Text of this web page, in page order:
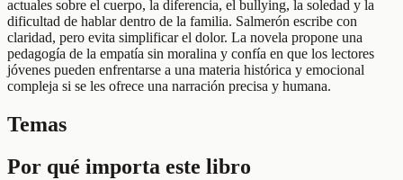
actuales sobre el cuerpo, la diferencia, el bullying, la soledad y la
dificultad de hablar dentro de la familia. Salmerón escribe con
claridad, pero evita simplificar el dolor. La novela propone una
pedagogía de la empatía sin moralina y confía en que los lectores
jóvenes pueden enfrentarse a una materia histórica y emocional
compleja si se les ofrece una narración precisa y humana.
Temas
Por qué importa este libro